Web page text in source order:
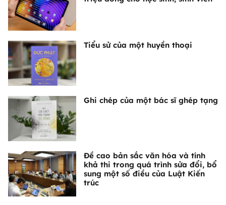
Tiểu sử của một huyền thoại
Ghi chép của một bác sĩ ghép tạng
Đề cao bản sắc văn hóa và tính
khả thi trong quá trình sửa đổi, bổ
sung một số điều của Luật Kiến
trúc